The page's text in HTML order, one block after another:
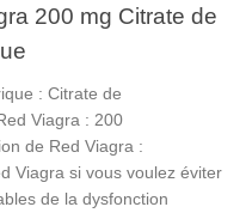
200 mg Citrate de
: Citrate de
Viagra : 200
de Red Viagra :
Viagra si vous voulez éviter
de la dysfonction